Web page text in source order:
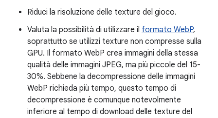
Riduci la risoluzione delle texture del gioco.
Valuta la possibilità di utilizzare il formato WebP,
soprattutto se utilizzi texture non compresse sulla
GPU. Il formato WebP crea immagini della stessa
qualità delle immagini JPEG, ma più piccole del 15-
30%. Sebbene la decompressione delle immagini
WebP richieda più tempo, questo tempo di
decompressione è comunque notevolmente
inferiore al tempo di download delle texture del